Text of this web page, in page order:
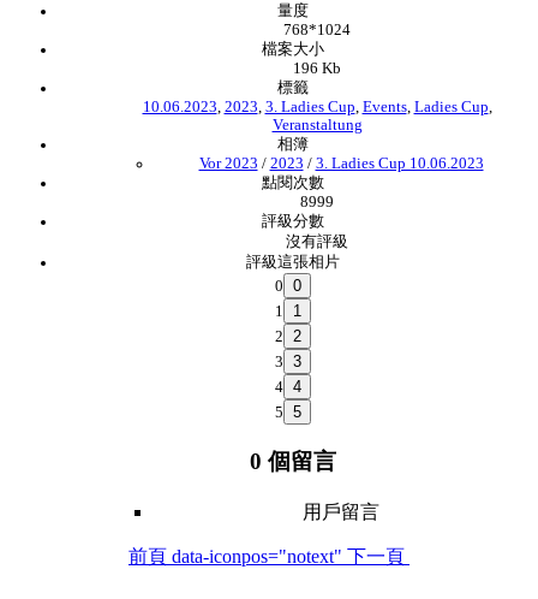
量度
768*1024
檔案大小
196 Kb
標籤
10.06.2023 2023 3. Ladies Cup Events, Ladies Cup
Veranstaltung
相簿
Vor 2023 / 2023 / 3. Ladies Cup 10.06.2023
點閱次數
8999
評級分數
沒有評級
評級這張相片
0
1
2
3
4
5
0 個留言
用戶留言
前頁 data-iconpos="notext" 下一頁